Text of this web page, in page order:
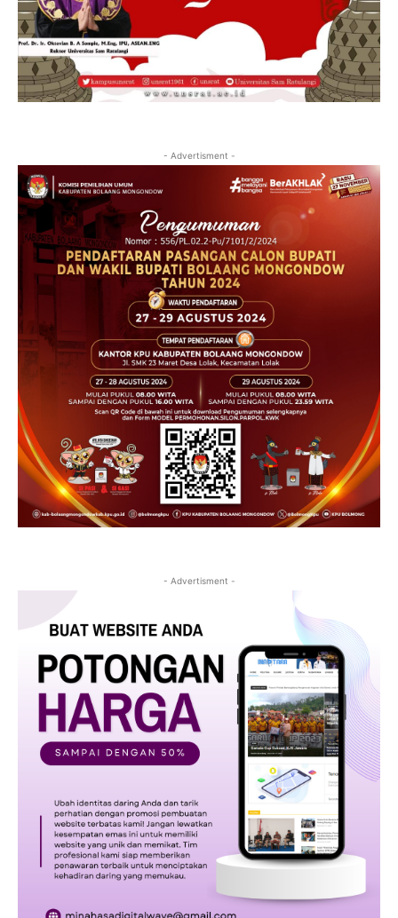
- Advertisment -
- Advertisment -